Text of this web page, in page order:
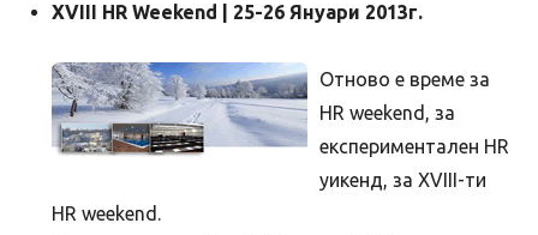
XVIII HR Weekend | 25-26 Януари 2013г.
Отново е време за
HR weekend, за
експериментален HR
уикенд, за XVIII-ти
HR weekend.